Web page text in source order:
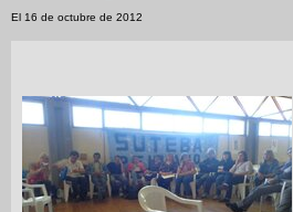
El 16 de octubre de 2012